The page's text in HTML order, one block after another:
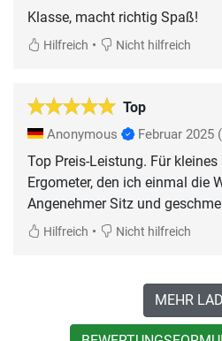
Klasse, macht richtig Spaß!
Hilfreich • Nicht hilfreich
Top
Anonymous Februar 2025
Top Preis-Leistung. Für
Ergometer, den ich einmal die
Angenehmer Sitz und
Hilfreich • Nicht hilfreich
MEHR